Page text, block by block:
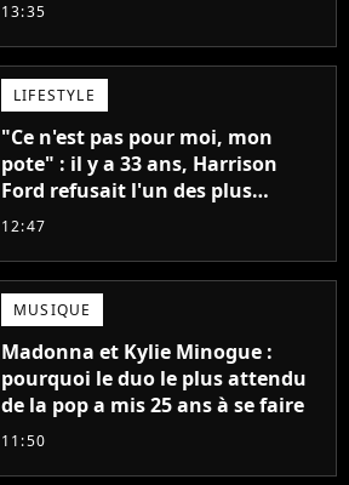
13:35
LIFESTYLE
"Ce n'est pas pour moi, mon
pote" : il y a 33 ans, Harrison
Ford refusait l'un des plus
grands succès de tous les temps
12:47
MUSIQUE
Madonna et Kylie Minogue :
pourquoi le duo le plus attendu
de la pop a mis 25 ans à se faire
11:50